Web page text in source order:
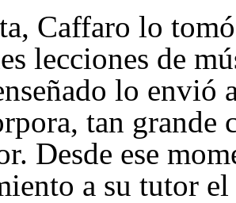
Caffaro lo
lecciones de
lo envió
, tan grande
Desde ese
a su tutor